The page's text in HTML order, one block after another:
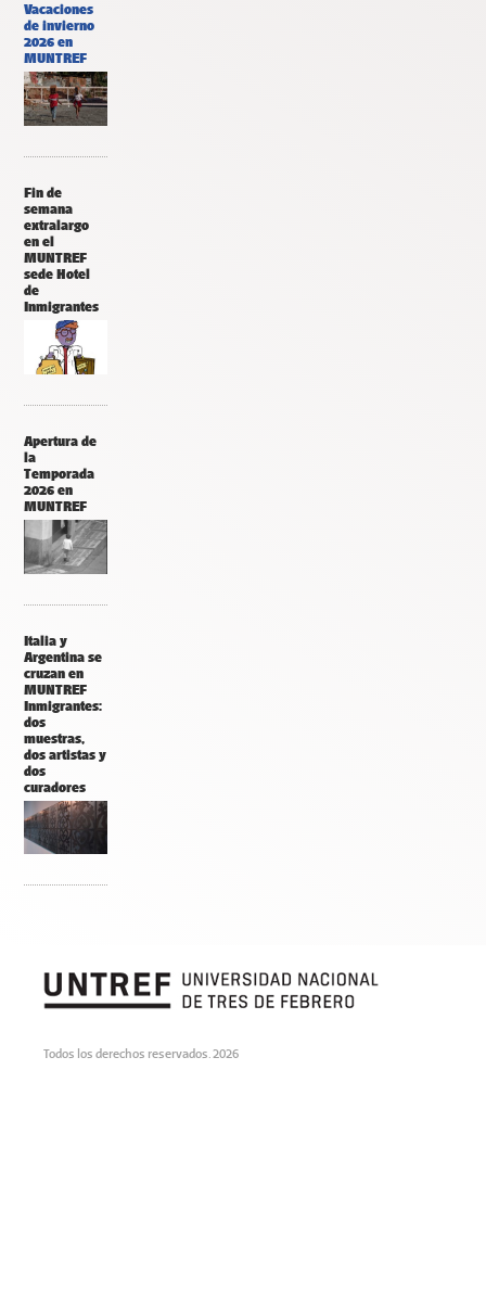
Vacaciones
de invierno
2026 en
MUNTREF
Fin de
semana
extralargo
en el
MUNTREF
sede Hotel
de
Inmigrantes
Apertura de
la
Temporada
2026 en
MUNTREF
Italia y
Argentina se
cruzan en
MUNTREF
Inmigrantes:
dos
muestras,
dos artistas y
dos
curadores
Todos los derechos reservados. 2026